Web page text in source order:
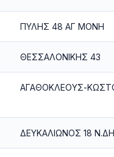
ΠΥΛΗΣ 48 ΑΓ ΜΟΝΗ
ΘΕΣΣΑΛΟΝΙΚΗΣ 43
ΑΓΑΘΟΚΛΕΟΥΣ-
ΔΕΥΚΑΛΙΩΝΟΣ 18